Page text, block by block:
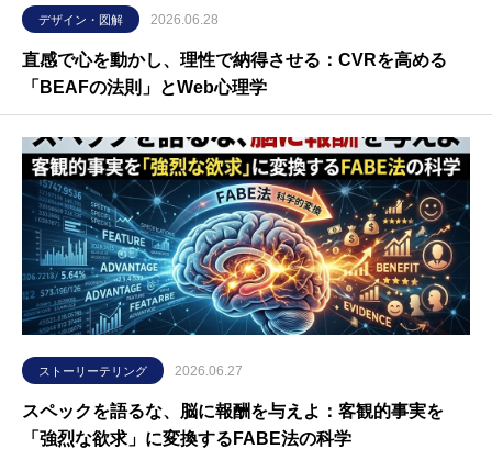
デザイン・図解 2026.06.28
直感で心を動かし、理性で納得させる：CVRを高める
「BEAFの法則」とWeb心理学
ストーリーテリング 2026.06.27
スペックを語るな、脳に報酬を与えよ：客観的事実を
「強烈な欲求」に変換するFABE法の科学